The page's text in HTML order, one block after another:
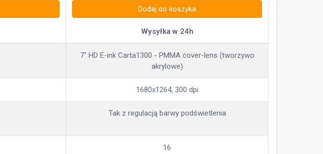
Dodaj do koszyka
Wysyłka w 24h
7" HD E-ink Carta1300 - PMMA cover-lens (tworzywo
akrylowe)
1680x1264, 300 dpi
Tak z regulacją barwy podświetlenia
16